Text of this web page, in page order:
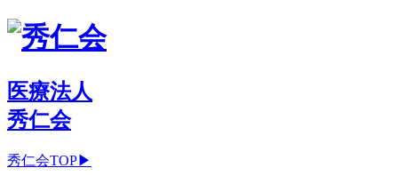
医療法人
秀仁会
秀仁会TOP▶